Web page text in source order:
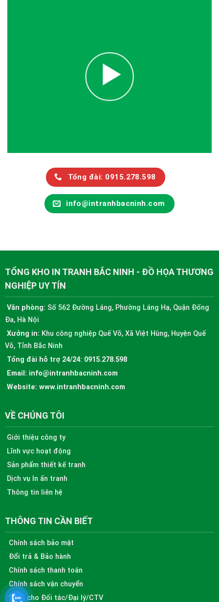
Tổng đài: 0915.278.598
info@intranhbacninh.com
TỔNG KHO IN TRANH BẮC NINH - ĐỒ HỌA THƯƠNG
NGHIỆP UY TÍN
Văn phòng: Số 562 Đường Láng, Phường Láng Hạ, Quận Đống
Đa, Hà Nội
Xưởng in: Khu công nghiệp Quế Võ, Xã Việt Hùng, Huyện Quế
Võ, Tỉnh Bắc Ninh
Tổng đài hỗ trợ 24/24: 0915.278.598
Email: info@intranhbacninh.com
Website: www.intranhbacninh.com
VỀ CHÚNG TÔI
Giới thiệu công ty
Lĩnh vực hoạt động
Sản phẩm thiết kế tranh
Dịch vụ In ấn tranh
Thông tin liên hệ
THÔNG TIN CẦN BIẾT
Chính sách bảo mật
Đổi trả & Bảo hành
Chính sách thanh toán
Chính sách vận chuyển
Dành cho Đối tác/Đại lý/CTV